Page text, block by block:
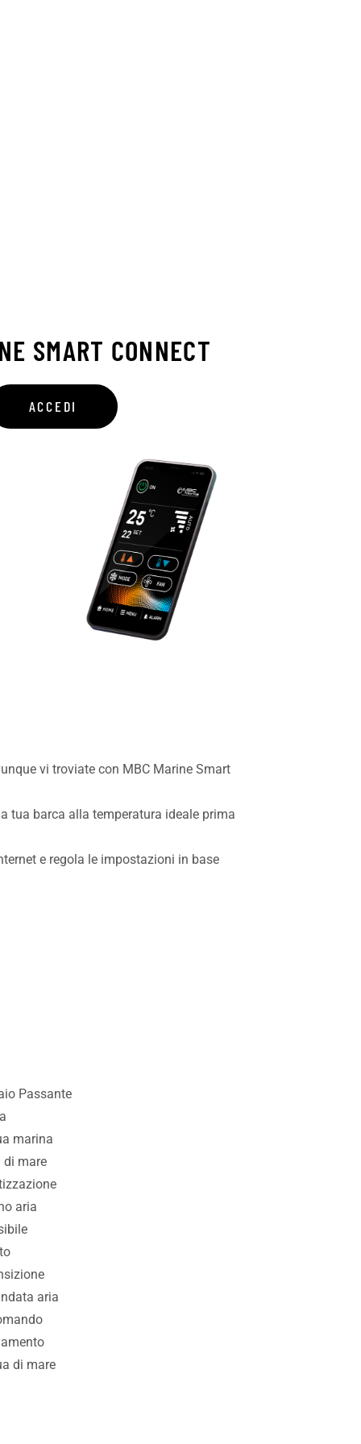
SMART CONNECT
ACCEDI
vi troviate con MBC Marine Smart
tua barca alla temperatura ideale prima
e regola le impostazioni in base
Passante
marina
di mare
aria
aria
di mare